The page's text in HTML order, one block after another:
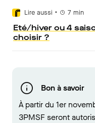
Lire aussi • 7 min
Eté/hiver ou 4
choisir ?
Bon à savoir
À partir du 1er
3PMSF seront